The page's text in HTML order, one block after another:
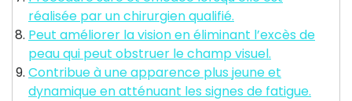
réalisée par un chirurgien qualifié.
Peut améliorer la vision en éliminant l’excès de
peau qui peut obstruer le champ visuel.
Contribue à une apparence plus jeune et
dynamique en atténuant les signes de fatigue.